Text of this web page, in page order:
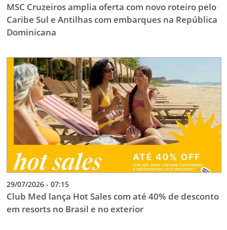
MSC Cruzeiros amplia oferta com novo roteiro pelo
Caribe Sul e Antilhas com embarques na República
Dominicana
29/07/2026 - 07:15
Club Med lança Hot Sales com até 40% de desconto
em resorts no Brasil e no exterior